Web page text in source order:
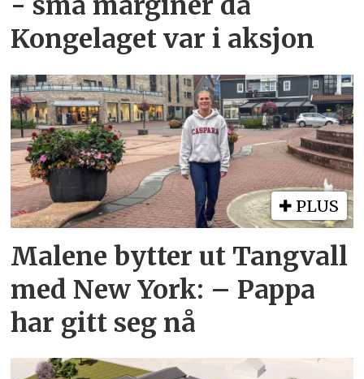
Kongelaget var i aksjon
PLUS
Malene bytter ut Tangvall
med New York: – Pappa
har gitt seg nå